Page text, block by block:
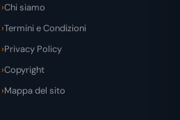
Chi siamo
Termini e Condizioni
Privacy Policy
Copyright
Mappa del sito